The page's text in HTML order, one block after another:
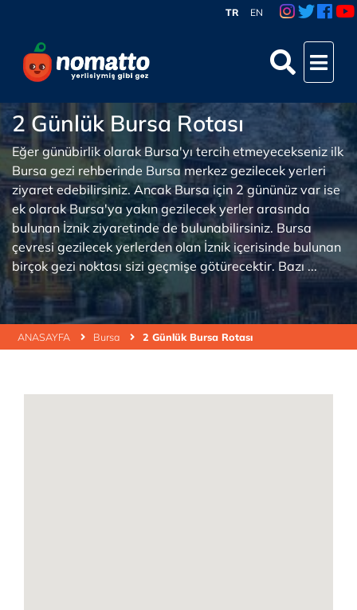
TR EN
ANASAYFA Bursa 2 Günlük Bursa Rotası
2 Günlük Bursa Rotası
Eğer günübirlik olarak Bursa'yı tercih etmeyecekseniz ilk
Bursa gezi rehberinde Bursa merkez gezilecek yerleri
ziyaret edebilirsiniz. Ancak Bursa için 2 gününüz var ise
ek olarak Bursa'ya yakın gezilecek yerler arasında
bulunan İznik ziyaretinde de bulunabilirsiniz. Bursa
çevresi gezilecek yerlerden olan İznik içerisinde bulunan
birçok gezi noktası sizi geçmişe götürecektir. Bazı ...